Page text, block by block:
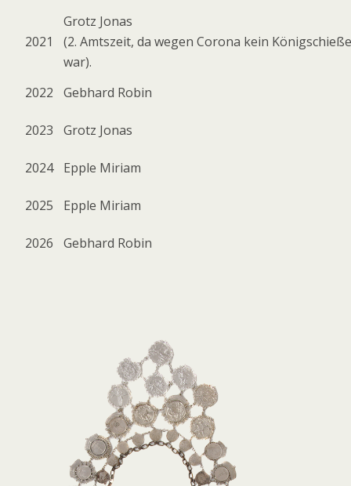
2021
Grotz Jonas
(2. Amtszeit, da wegen Corona kein
war).
2022
Gebhard Robin
2023 Grotz Jonas
2024 Epple Miriam
2025 Epple Miriam
2026 Gebhard Robin